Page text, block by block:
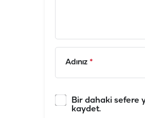
Adınız *
Bir dahaki sefere
kaydet.